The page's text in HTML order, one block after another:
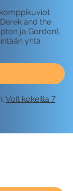
and the
ja Gordon),
yhtä
Voit kokeilla 7